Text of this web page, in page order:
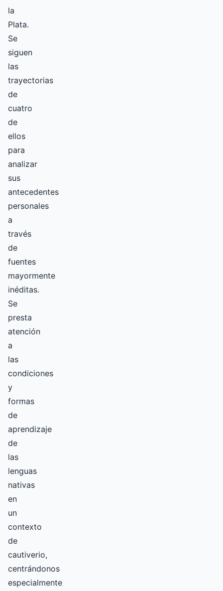
la
Plata.
Se
siguen
las
trayectorias
de
cuatro
de
ellos
para
analizar
sus
antecedentes
personales
a
través
de
fuentes
mayormente
inéditas.
Se
presta
atención
a
las
condiciones
y
formas
de
aprendizaje
de
las
lenguas
nativas
en
un
contexto
de
cautiverio,
centrándonos
especialmente